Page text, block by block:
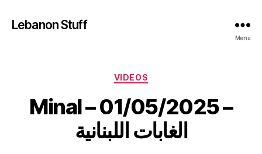
Lebanon Stuff
Menu
Categories
VIDEOS
Minal – 01/05/2025 –
الغابات اللبنانية